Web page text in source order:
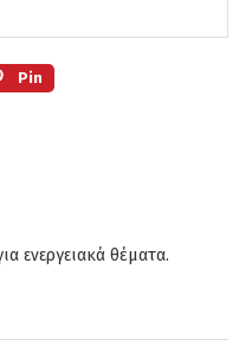
Pin
ενεργειακά θέματα.